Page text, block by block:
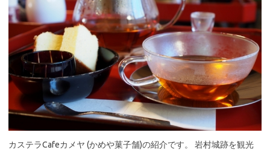
カステラCafeカメヤ (かめや菓子舗)の紹介です。 岩村城跡を観光